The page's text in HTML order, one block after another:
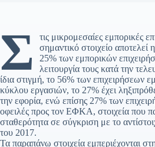
Σ
τις μικρομεσαίες εμπορικές
σημαντικό στοιχείο αποτελεί
25% των εμπορικών
λειτουργία τους κατά την
ίδια στιγμή, το 56% των επιχειρήσεων
κύκλου εργασιών, το 27% έχει
την εφορία, ενώ επίσης 27% των
οφειλές προς τον ΕΦΚΑ, στοιχεία που
σταθερότητα σε σύγκριση με το
του 2017.
Τα παραπάνω στοιχεία εμπεριέχονται